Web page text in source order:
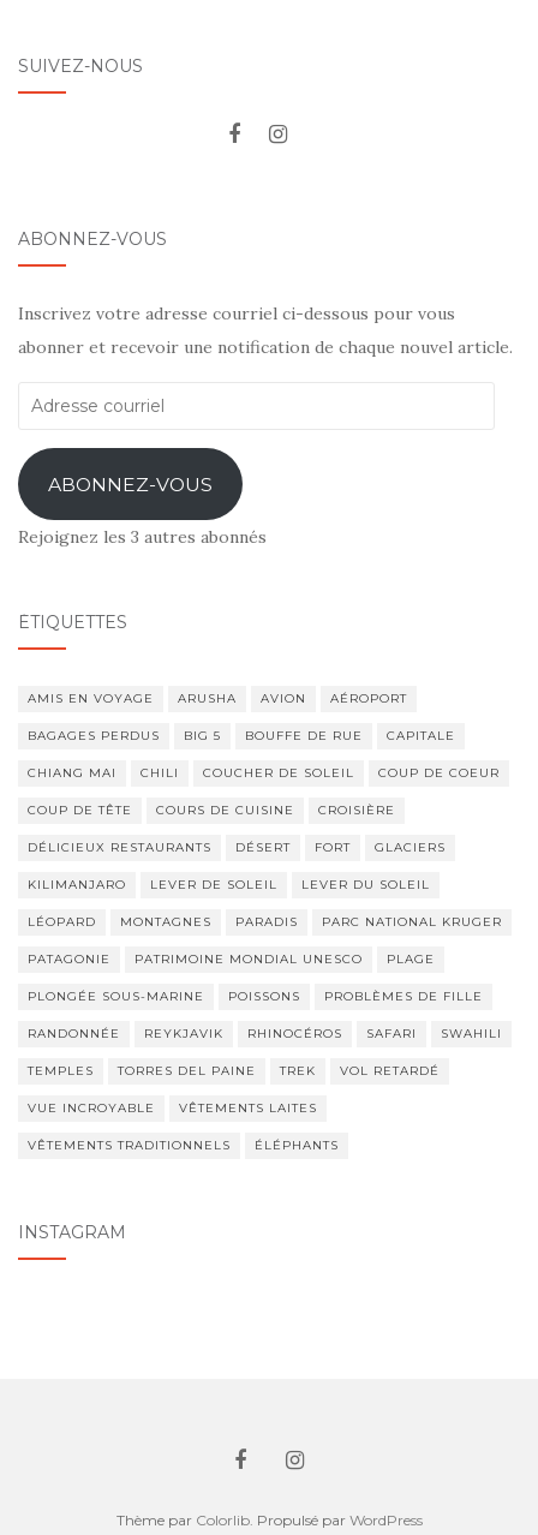
SUIVEZ-NOUS
ABONNEZ-VOUS
Inscrivez votre adresse courriel ci-dessous pour vous
abonner et recevoir une notification de chaque nouvel article.
Adresse
ABONNEZ-VOUS
Rejoignez les 3 autres abonnés
ÉTIQUETTES
AMIS EN VOYAGE ARUSHA AVION AÉROPORT
BAGAGES PERDUS BIG 5 BOUFFE DE RUE CAPITALE
CHIANG MAI CHILI COUCHER DE SOLEIL COUP DE COEUR
COUP DE TÊTE COURS DE CUISINE CROISIÈRE
DÉLICIEUX RESTAURANTS DÉSERT FORT GLACIERS
KILIMANJARO LEVER DE SOLEIL LEVER DU SOLEIL
LÉOPARD MONTAGNES PARADIS PARC NATIONAL KRUGER
PATAGONIE PATRIMOINE MONDIAL UNESCO PLAGE
PLONGÉE SOUS-MARINE POISSONS PROBLÈMES DE FILLE
RANDONNÉE REYKJAVIK RHINOCÉROS SAFARI SWAHILI
TEMPLES TORRES DEL PAINE TREK VOL RETARDÉ
VUE INCROYABLE VÊTEMENTS LAITES
VÊTEMENTS TRADITIONNELS ÉLÉPHANTS
INSTAGRAM
Thème par Colorlib. Propulsé par WordPress